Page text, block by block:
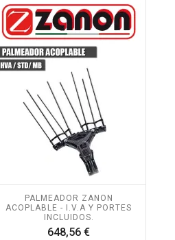
PALMEADOR ZANON
ACOPLABLE - I.V.A Y PORTES
INCLUIDOS.
648,56 €Precio